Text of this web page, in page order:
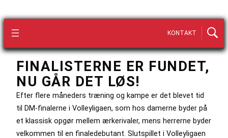
KONTAKT
FINALISTERNE ER FUNDET,
NU GÅR DET LØS!
Efter flere måneders træning og kampe er det blevet tid
til DM-finalerne i Volleyligaen, som hos damerne byder på
et klassisk opgør mellem ærkerivaler, mens herrerne byder
velkommen til en finaledebutant. Slutspillet i Volleyligaen